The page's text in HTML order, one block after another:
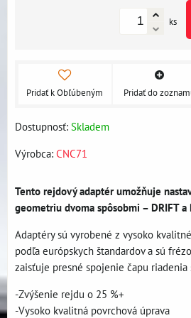
ks
Pridať k Obľúbeným Pridať do
Dostupnosť: Skladem
Výrobca: CNC71
Tento rejdový adaptér umožňuje
geometriu dvoma spôsobmi – DRIFT a
Adaptéry sú vyrobené z vysoko
podľa európskych štandardov a sú
zaisťuje presné spojenie čapu riadenia
-Zvýšenie rejdu o 25 %+
-Vysoko kvalitná povrchová úprava